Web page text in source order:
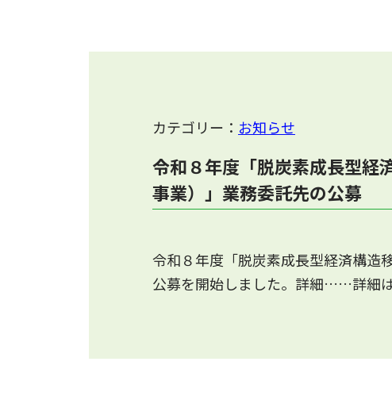
カテゴリー： お知らせ
令和８年度「脱炭素成長型経
事業）」業務委託先の公募
令和８年度「脱炭素成長型経済構造
公募を開始しました。詳細……詳細